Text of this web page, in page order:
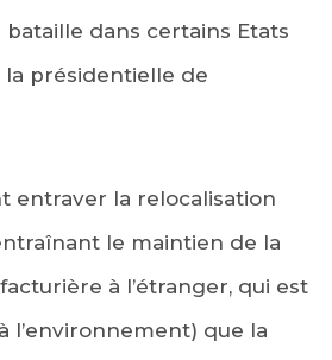
dans certains Etats
présidentielle de
entraver la relocalisation
le maintien de la
à l’étranger, qui est
l’environnement) que la